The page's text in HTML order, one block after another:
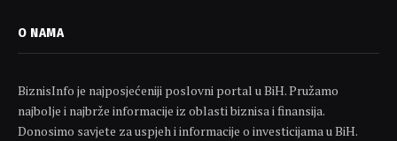
O NAMA
BiznisInfo je najposjećeniji poslovni portal u BiH. Pružamo
najbolje i najbrže informacije iz oblasti biznisa i finansija.
Donosimo savjete za uspjeh i informacije o investicijama u BiH.